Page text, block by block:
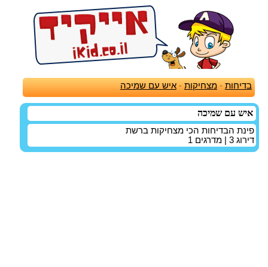
בדיחות -מצחיקות -איש עם שמיכה
איש עם שמיכה
פינת הבדיחות הכי מצחיקות ברשת
דירוג 3 | מדרגים 1